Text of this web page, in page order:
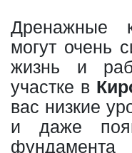
Дренажные
могут очень
жизнь и
участке в
вас низкие
и даже